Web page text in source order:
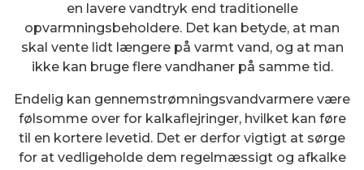
en lavere vandtryk end traditionelle
opvarmningsbeholdere. Det kan betyde, at man
skal vente lidt længere på varmt vand, og at man
ikke kan bruge flere vandhaner på samme tid.
Endelig kan gennemstrømningsvandvarmere være
følsomme over for kalkaflejringer, hvilket kan føre
til en kortere levetid. Det er derfor vigtigt at sørge
for at vedligeholde dem regelmæssigt og afkalke